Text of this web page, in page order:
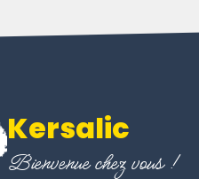
Kersalic
Bienvenue chez vous !